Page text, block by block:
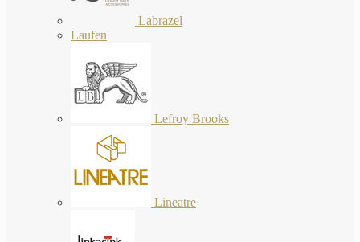
Labrazel
Laufen
Lefroy Brooks
Lineatre